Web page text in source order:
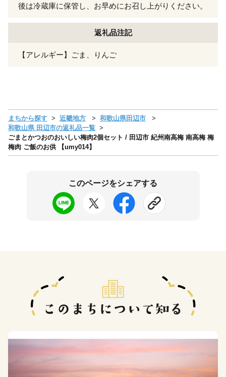
後は冷蔵庫に保管し、お早めにお召し上がりください。
返礼品注記
【アレルギー】ごま、りんご
まちから探す 近畿地方
和歌山県田辺市
和歌山県 田辺市の返礼品一覧
ごまとかつおのおいしい梅肉2個セット / 田辺市 紀州南高梅 南高梅 梅
梅肉 ご飯のお供 【umy014】
このページをシェアする